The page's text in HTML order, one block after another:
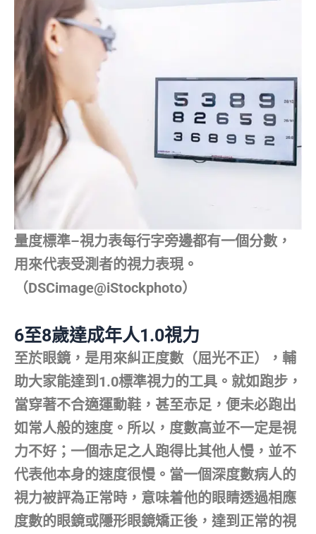
量度標準–視力表每行字旁邊都有一個分數，
用來代表受測者的視力表現。
（DSCimage@iStockphoto）
6至8歲達成年人1.0視力
至於眼鏡，是用來糾正度數（屈光不正），輔
助大家能達到1.0標準視力的工具。就如跑步，
當穿著不合適運動鞋，甚至赤足，便未必跑出
如常人般的速度。所以，度數高並不一定是視
力不好；一個赤足之人跑得比其他人慢，並不
代表他本身的速度很慢。當一個深度數病人的
視力被評為正常時，意味着他的眼睛透過相應
度數的眼鏡或隱形眼鏡矯正後，達到正常的視